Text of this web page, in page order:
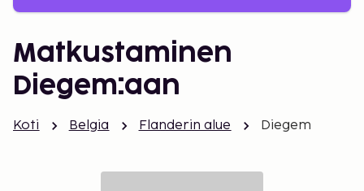
Matkustaminen
Diegem:aan
Koti Belgia Flanderin alue Diegem